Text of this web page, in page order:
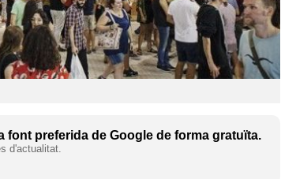
font preferida de Google de forma gratuïta.
d'actualitat.